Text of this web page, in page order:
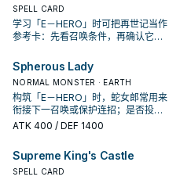
SPELL CARD
学习「E－HERO」时可把再世记当作
参考卡：先看召唤条件，再确认它是
Spherous Lady
NORMAL MONSTER · EARTH
构筑「E－HERO」时，蛇女郎常用来
衔接下一召唤或保护连招；是否投入
取决于你的手坑／解场配置。
ATK 400 / DEF 1400
Supreme King's Castle
SPELL CARD